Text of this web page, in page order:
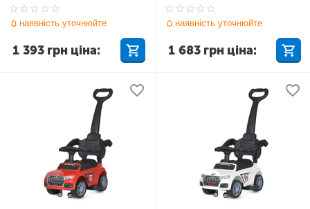
наявність уточнюйте
1 393 грн ціна:
наявність уточнюйте
1 683 грн ціна: